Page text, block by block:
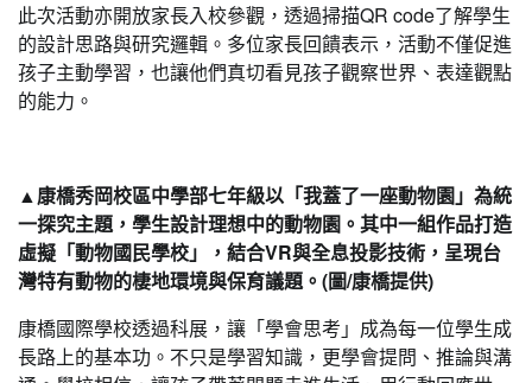
此次活動亦開放家長入校參觀，透過掃描QR code了解學生
的設計思路與研究邏輯。多位家長回饋表示，活動不僅促進
孩子主動學習，也讓他們真切看見孩子觀察世界、表達觀點
的能力。
▲康橋秀岡校區中學部七年級以「我蓋了一座動物園」為統
一探究主題，學生設計理想中的動物園。其中一組作品打造
虛擬「動物國民學校」，結合VR與全息投影技術，呈現台
灣特有動物的棲地環境與保育議題。(圖/康橋提供)
康橋國際學校透過科展，讓「學會思考」成為每一位學生成
長路上的基本功。不只是學習知識，更學會提問、推論與溝